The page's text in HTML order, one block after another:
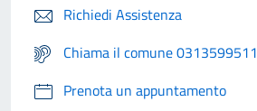
Richiedi Assistenza
Chiama il comune 0313599511
Prenota un appuntamento